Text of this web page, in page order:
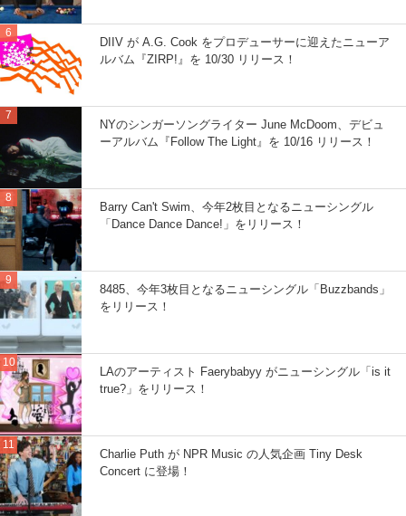
DIIV が A.G. Cook をプロデューサーに迎えたニューア
ルバム『ZIRP!』を 10/30 リリース！
NYのシンガーソングライター June McDoom、デビュ
ーアルバム『Follow The Light』を 10/16 リリース！
Barry Can't Swim、今年2枚目となるニューシングル
「Dance Dance Dance!」をリリース！
8485、今年3枚目となるニューシングル「Buzzbands」
をリリース！
LAのアーティスト Faerybabyy がニューシングル「is it
true?」をリリース！
Charlie Puth が NPR Music の人気企画 Tiny Desk
Concert に登場！